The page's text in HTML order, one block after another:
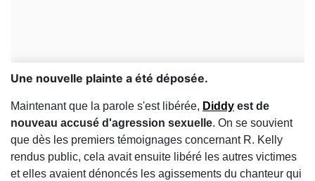
Une nouvelle plainte a été déposée.
Maintenant que la parole s'est libérée, Diddy est de
nouveau accusé d'agression sexuelle. On se souvient
que dès les premiers témoignages concernant R. Kelly
rendus public, cela avait ensuite libéré les autres victimes
et elles avaient dénoncés les agissements du chanteur qui